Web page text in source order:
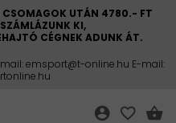
CSOMAGOK UTÁN 4780.- FT
KI,
CÉGNEK ADUNK ÁT.
emsport@t-online.hu E-mail:
account_circle favorite_border shopping_basket